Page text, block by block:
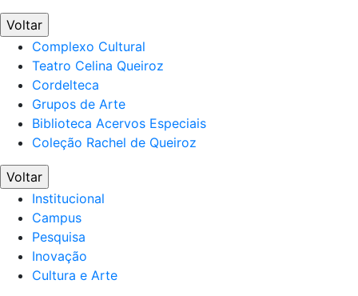
Voltar
Complexo Cultural
Teatro Celina Queiroz
Cordelteca
Grupos de Arte
Biblioteca Acervos Especiais
Coleção Rachel de Queiroz
Voltar
Institucional
Campus
Pesquisa
Inovação
Cultura e Arte